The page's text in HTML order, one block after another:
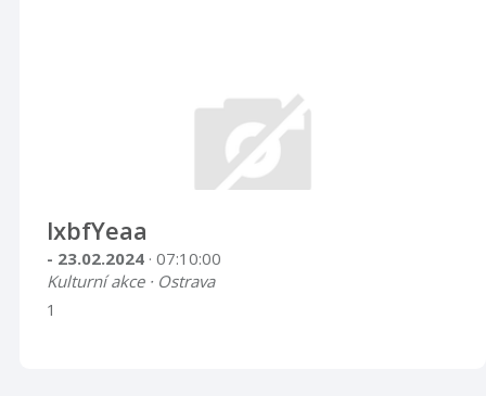
lxbfYeaa
- 23.02.2024 · 07:10:00
Kulturní akce · Ostrava
1